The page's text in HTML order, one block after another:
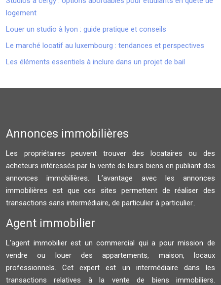
logement
Louer un studio à lyon : guide pratique et conseils
Le marché locatif au luxembourg : tendances et perspectives
Les éléments essentiels à inclure dans un projet de bail
Annonces immobilières
Les propriétaires peuvent trouver des locataires ou des
acheteurs intéressés par la vente de leurs biens en publiant des
annonces immobilières. L’avantage avec les annonces
immobilières est que ces sites permettent de réaliser des
transactions sans intermédiaire, de particulier à particulier..
Agent immobilier
L’agent immobilier est un commercial qui a pour mission de
vendre ou louer des appartements, maison, locaux
professionnels. Cet expert est un intermédiaire dans les
transactions relatives à la vente de biens immobiliers.